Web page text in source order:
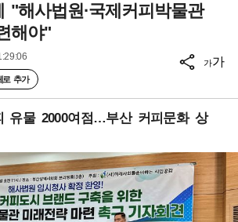
"해사법원·국제커피박물관
해야"
로 추가
가가
유물 2000여점…부산 커피문화 상